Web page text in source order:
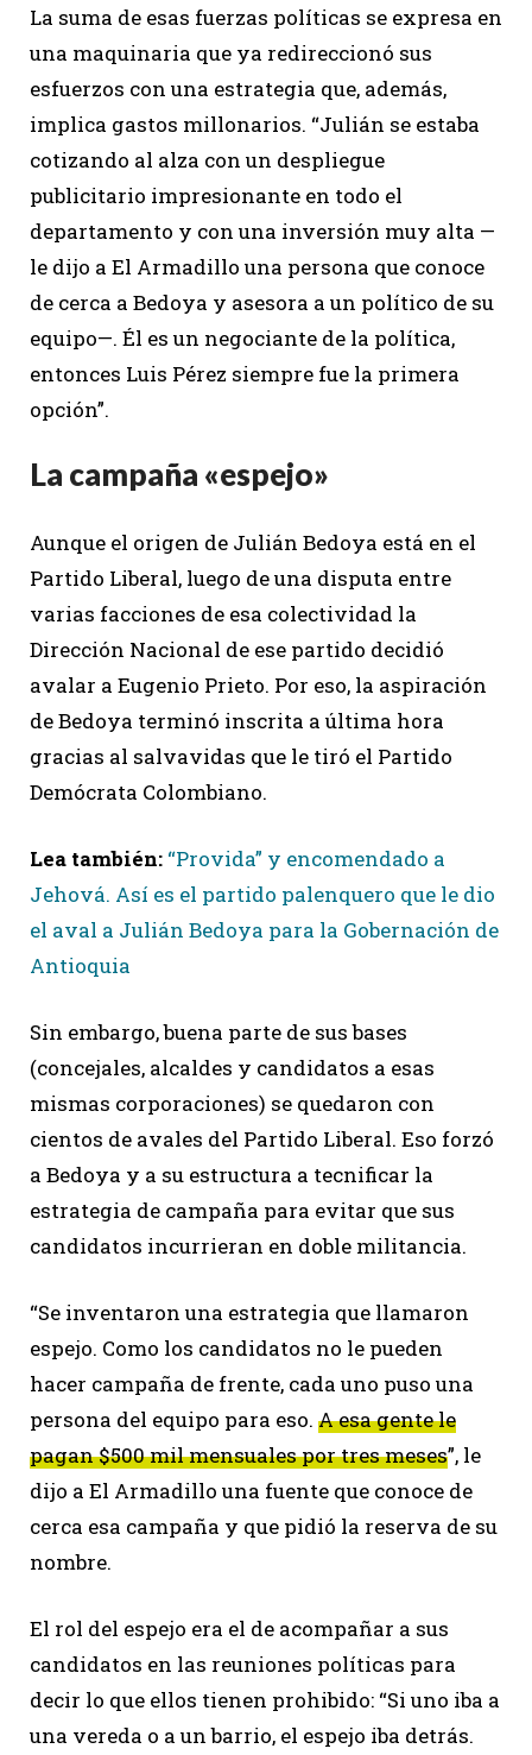
La suma de esas fuerzas políticas se expresa en
una maquinaria que ya redireccionó sus
esfuerzos con una estrategia que, además,
implica gastos millonarios. “Julián se estaba
cotizando al alza con un despliegue
publicitario impresionante en todo el
departamento y con una inversión muy alta —
le dijo a El Armadillo una persona que conoce
de cerca a Bedoya y asesora a un político de su
equipo—. Él es un negociante de la política,
entonces Luis Pérez siempre fue la primera
opción”.
La campaña «espejo»
Aunque el origen de Julián Bedoya está en el
Partido Liberal, luego de una disputa entre
varias facciones de esa colectividad la
Dirección Nacional de ese partido decidió
avalar a Eugenio Prieto. Por eso, la aspiración
de Bedoya terminó inscrita a última hora
gracias al salvavidas que le tiró el Partido
Demócrata Colombiano.
Lea también: “Provida” y encomendado a
Jehová. Así es el partido palenquero que le dio
el aval a Julián Bedoya para la Gobernación de
Antioquia
Sin embargo, buena parte de sus bases
(concejales, alcaldes y candidatos a esas
mismas corporaciones) se quedaron con
cientos de avales del Partido Liberal. Eso forzó
a Bedoya y a su estructura a tecnificar la
estrategia de campaña para evitar que sus
candidatos incurrieran en doble militancia.
“Se inventaron una estrategia que llamaron
espejo. Como los candidatos no le pueden
hacer campaña de frente, cada uno puso una
persona del equipo para eso. A esa gente le
pagan $500 mil mensuales por tres meses”, le
dijo a El Armadillo una fuente que conoce de
cerca esa campaña y que pidió la reserva de su
nombre.
El rol del espejo era el de acompañar a sus
candidatos en las reuniones políticas para
decir lo que ellos tienen prohibido: “Si uno iba a
una vereda o a un barrio, el espejo iba detrás.